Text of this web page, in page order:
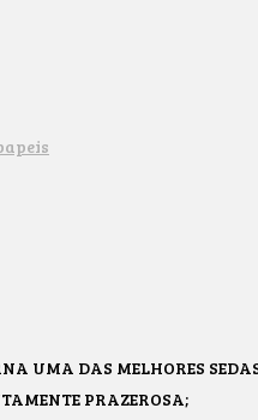
UMA DAS MELHORES
PRAZEROSA;